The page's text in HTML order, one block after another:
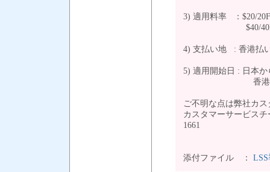
3) 適用料率 ：$20/
$40/
4) 支払い地 : 香港払
5) 適用開始日 : 日本
香港から日本
ご不明な点は弊社カ
カスタマーサービス
1661
添付ファイル ：